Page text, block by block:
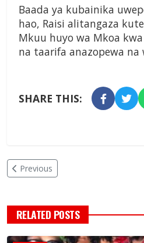
Baada ya kubainika
hao, Raisi alitangaza
Mkuu huyo wa Mkoa
na taarifa anazopewa na
SHARE THIS:
Previous
RELATED POSTS